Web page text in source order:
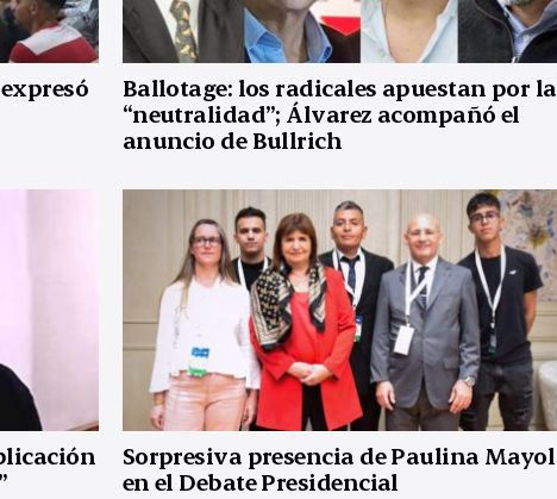
Ballotage: los radicales apuestan por la
“neutralidad”; Álvarez acompañó el
anuncio de Bullrich
Sorpresiva presencia de Paulina Mayol
en el Debate Presidencial